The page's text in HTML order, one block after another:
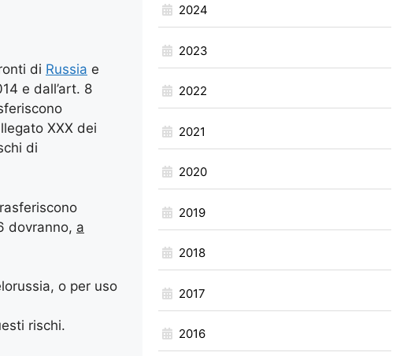
di Russia e
e dall’art. 8
XXX dei
di
dovranno, a
o per uso
rischi.
2024
2023
2022
2021
2020
2019
2018
2017
2016